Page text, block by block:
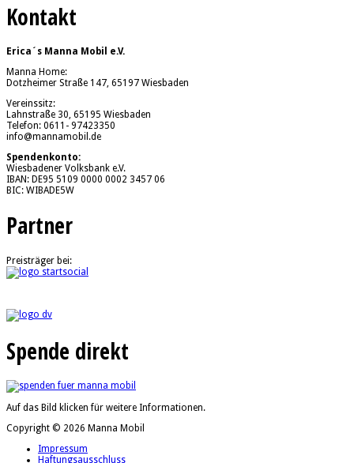
Kontakt
Erica´s Manna Mobil e.V.
Manna Home:
Dotzheimer Straße 147, 65197 Wiesbaden
Vereinssitz:
Lahnstraße 30, 65195 Wiesbaden
Telefon: 0611- 97423350
info@mannamobil.de
Spendenkonto:
Wiesbadener Volksbank e.V.
IBAN: DE95 5109 0000 0002 3457 06
BIC: WIBADE5W
Partner
Preisträger bei:
Spende direkt
Auf das Bild klicken für weitere Informationen.
Copyright © 2026 Manna Mobil
Impressum
Haftungsausschluss